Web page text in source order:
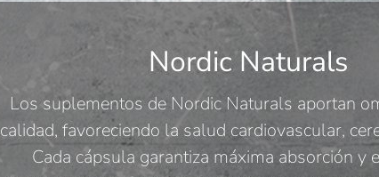
Nordic Naturals
Los suplementos de Nordic Naturals aportan
calidad, favoreciendo la salud cardiovascular,
Cada cápsula garantiza máxima absorción y